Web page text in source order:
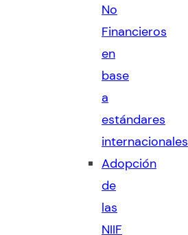
No
Financieros
en
base
a
estándares
internacionales
Adopción
de
las
NIIF